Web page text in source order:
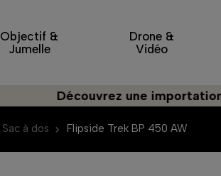
Objectif &
Jumelle
Drone &
Vidéo
Découvrez une importation
Sac à dos Flipside Trek BP 450 AW